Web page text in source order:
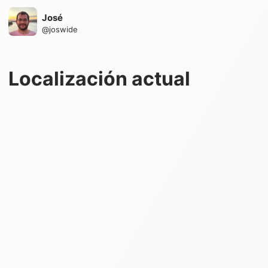
José
@joswide
Localización actual